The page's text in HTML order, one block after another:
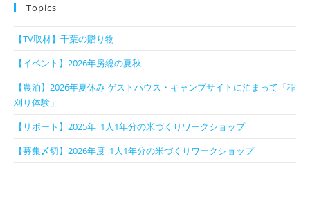
Topics
【TV取材】千葉の贈り物
【イベント】2026年房総の夏秋
【農泊】2026年夏休み ゲストハウス・キャンプサイトに泊まって「稲
刈り体験」
【リポート】2025年_1人1年分の米づくりワークショップ
【募集〆切】2026年度_1人1年分の米づくりワークショップ